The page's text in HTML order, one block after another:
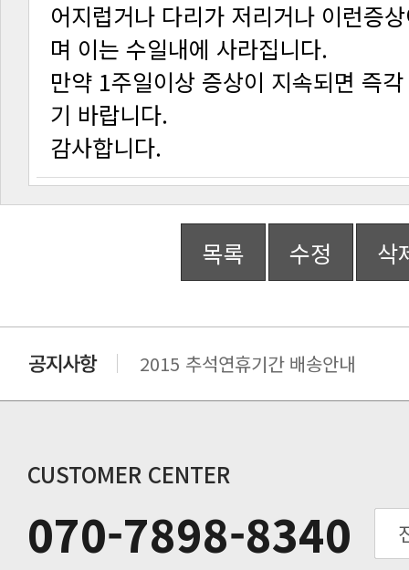
며 이는 수일내에 사라집니다.
기 바랍니다.
감사합니다.
목록 수정 삭
2015 추석연휴기간 배송안내
추수감사절 배송안내
추석기간 배송안내
노동절(9월3일) 배송업무 안내
입금 고객님을 찾습니다.
CUSTOMER CENTER
070-7898-8340